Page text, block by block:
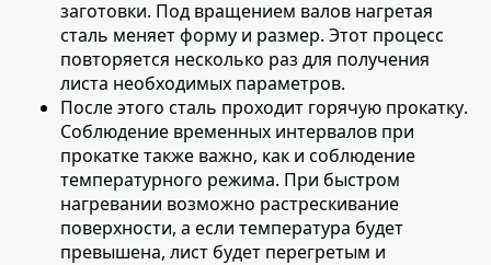
заготовки. Под вращением валов нагретая
сталь меняет форму и размер. Этот процесс
повторяется несколько раз для получения
листа необходимых параметров.
После этого сталь проходит горячую прокатку.
Соблюдение временных интервалов при
прокатке также важно, как и соблюдение
температурного режима. При быстром
нагревании возможно растрескивание
поверхности, а если температура будет
превышена, лист будет перегретым и